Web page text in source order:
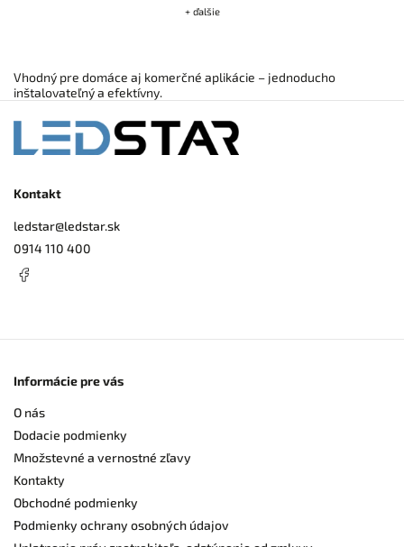
+ ďalšie
Vhodný pre domáce aj komerčné aplikácie – jednoducho
inštalovateľný a efektívny.
Kontakt
ledstar@ledstar.sk
0914 110 400
Informácie pre vás
O nás
Dodacie podmienky
Množstevné a vernostné zľavy
Kontakty
Obchodné podmienky
Podmienky ochrany osobných údajov